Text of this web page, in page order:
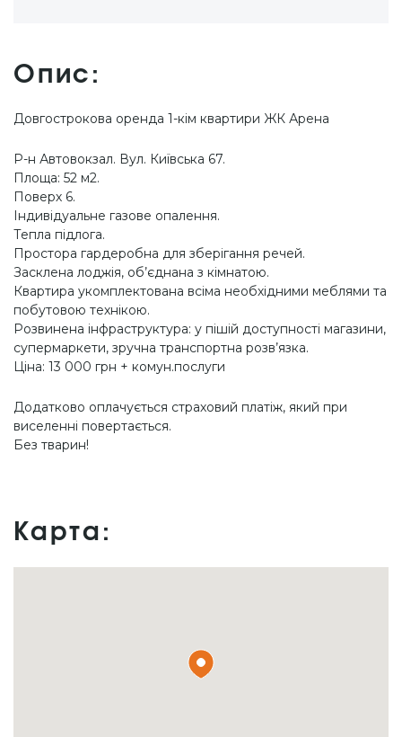
Опис:
Довгострокова оренда 1-кім квартири ЖК Арена
Р-н Автовокзал. Вул. Київська 67.
Площа: 52 м2.
Поверх 6.
Індивідуальне газове опалення.
Тепла підлога.
Простора гардеробна для зберігання речей.
Засклена лоджія, об’єднана з кімнатою.
Квартира укомплектована всіма необхідними меблями та
побутовою технікою.
Розвинена інфраструктура: у пішій доступності магазини,
супермаркети, зручна транспортна розв’язка.
Ціна: 13 000 грн + комун.послуги
Додатково оплачується страховий платіж, який при
виселенні повертається.
Без тварин!
Карта: